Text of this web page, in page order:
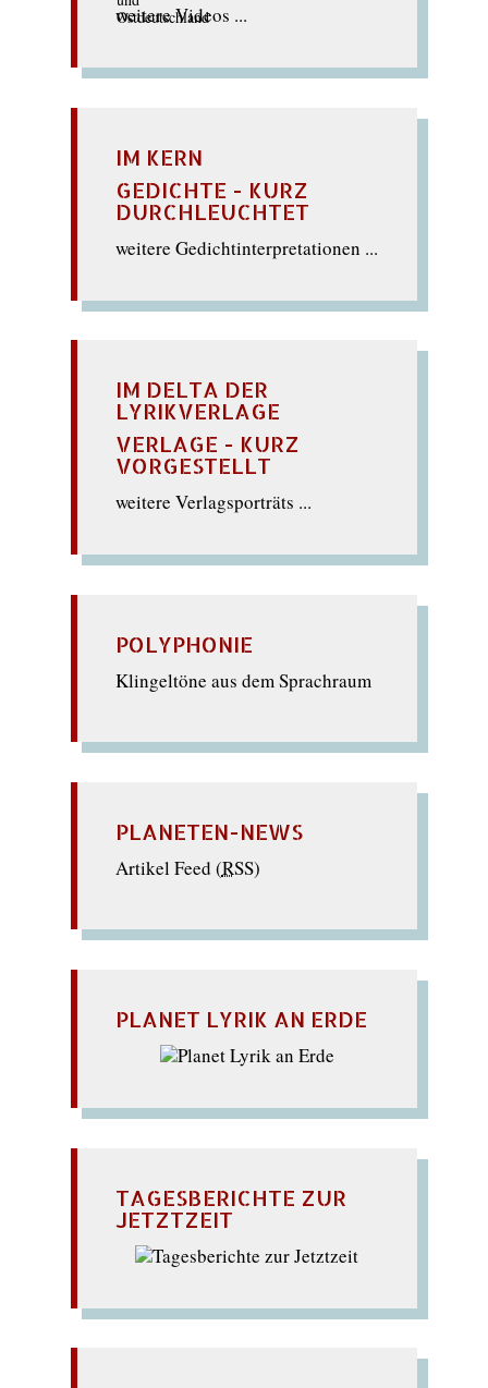
weitere Videos ...
IM KERN
GEDICHTE - KURZ
DURCHLEUCHTET
weitere Gedichtinterpretationen ...
IM DELTA DER
LYRIKVERLAGE
VERLAGE - KURZ
VORGESTELLT
weitere Verlagsporträts ...
POLYPHONIE
Klingeltöne aus dem Sprachraum
PLANETEN-NEWS
Artikel Feed (RSS)
PLANET LYRIK AN ERDE
TAGESBERICHTE ZUR
JETZTZEIT